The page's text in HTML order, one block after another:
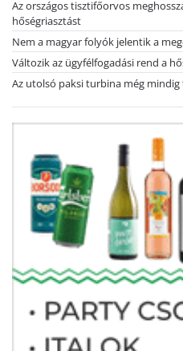
Az országos tisztifőorvos
hőségriasztást
Nem a magyar folyók jelentik a
Változik az ügyfélfogadási rend a
Az utolsó paksi turbina még